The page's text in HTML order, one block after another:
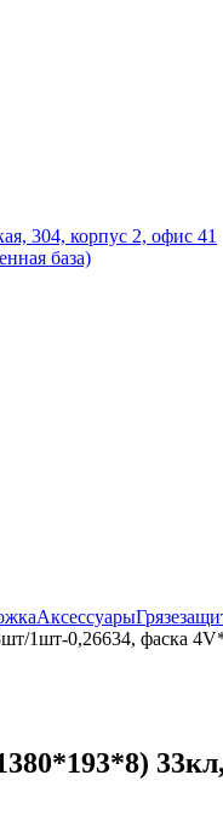
304, корпус 2, офис 41
база)
Аксессуары
1шт-0,26634, фаска